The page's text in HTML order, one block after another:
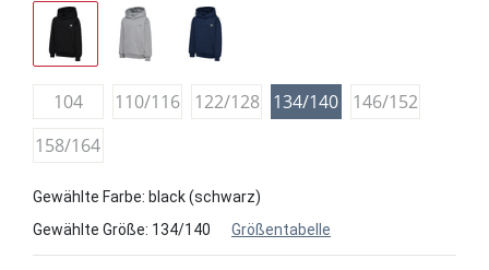
104 110/116 122/128 134/140
146/152
158/164
Gewählte Farbe: black (schwarz)
Gewählte Größe: 134/140 Größentabelle